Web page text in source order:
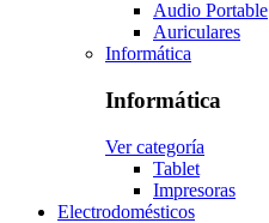
Audio Portable
Auriculares
Informática
Informática
Ver categoría
Tablet
Impresoras
Electrodomésticos